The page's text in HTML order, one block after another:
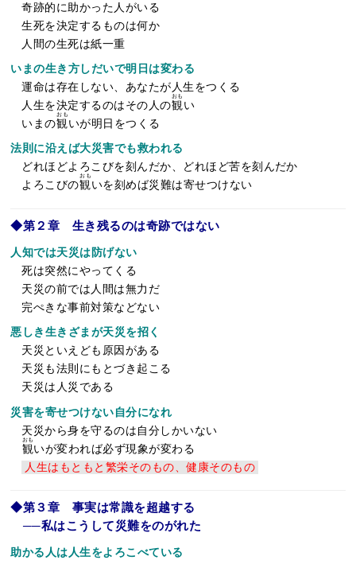
奇跡的に助かった人がいる
生死を決定するものは何か
人間の生死は紙一重
いまの生き方しだいで明日は変わる
運命は存在しない、あなたが人生をつくる
人生を決定するのはその人の観
おも
い
いまの観
おも
いが明日をつくる
法則に沿えば大災害でも救われる
どれほどよろこびを刻んだか、どれほど苦を刻んだか
よろこびの観
おも
いを刻めば災難は寄せつけない
◆第２章 生き残るのは奇跡ではない
人知では天災は防げない
死は突然にやってくる
天災の前では人間は無力だ
完ぺきな事前対策などない
悪しき生きざまが天災を招く
天災といえども原因がある
天災も法則にもとづき起こる
天災は人災である
災害を寄せつけない自分になれ
天災から身を守るのは自分しかいない
観
おも
いが変われば必ず現象が変わる
人生はもともと繁栄そのもの、健康そのもの
◆第３章 事実は常識を超越する
──私はこうして災難をのがれた
助かる人は人生をよろこべている